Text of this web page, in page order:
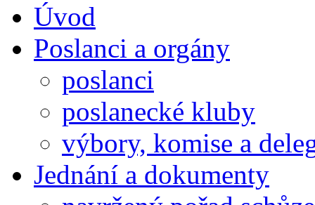
Úvod
Poslanci a orgány
poslanci
poslanecké kluby
výbory, komise a
Jednání a dokumenty